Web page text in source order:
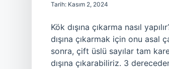
Tarih: Kasım 2, 2024
Kök dışına çıkarma nasıl
dışına çıkarmak için onu asal
sonra, çift üslü sayılar tam
dışına çıkarabiliriz. 3